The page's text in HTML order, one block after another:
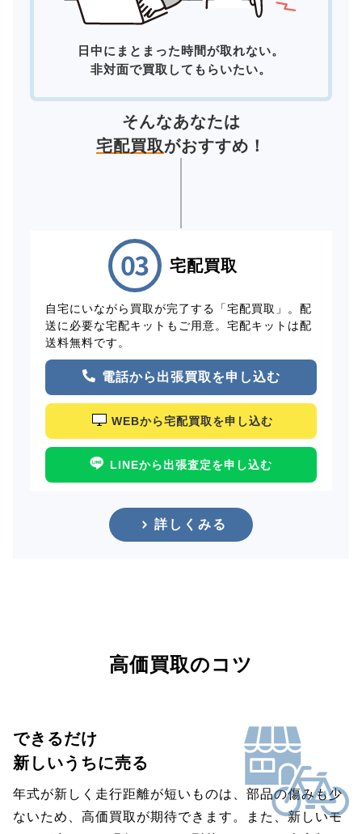
日中にまとまった時間が取れない。
非対面で買取してもらいたい。
そんなあなたは
宅配買取がおすすめ！
宅配買取
自宅にいながら買取が完了する「宅配買取」。配
送に必要な宅配キットもご用意。宅配キットは配
送料無料です。
電話から出張買取を申し込む
WEBから宅配買取を申し込む
LINEから出張査定を申し込む
詳しくみる
高価買取のコツ
できるだけ
新しいうちに売る
年式が新しく走行距離が短いものは、部品の傷みも少
ないため、高価買取が期待できます。また、新しいモ